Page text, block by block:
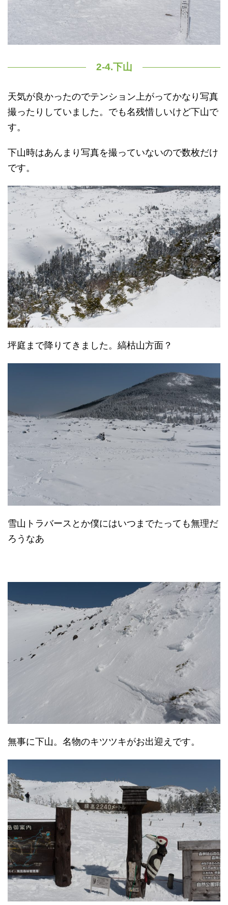
2-4.下山
天気が良かったのでテンション上がってかなり写真
撮ったりしていました。でも名残惜しいけど下山で
す。
下山時はあんまり写真を撮っていないので数枚だけ
です。
坪庭まで降りてきました。縞枯山方面？
雪山トラバースとか僕にはいつまでたっても無理だ
ろうなあ
無事に下山。名物のキツツキがお出迎えです。